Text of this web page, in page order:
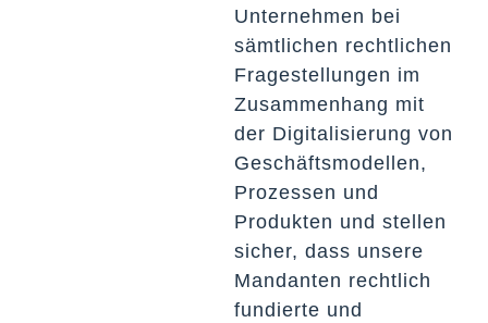
Unternehmen bei
sämtlichen rechtlichen
Fragestellungen im
Zusammenhang mit
der Digitalisierung von
Geschäftsmodellen,
Prozessen und
Produkten und stellen
sicher, dass unsere
Mandanten rechtlich
fundierte und